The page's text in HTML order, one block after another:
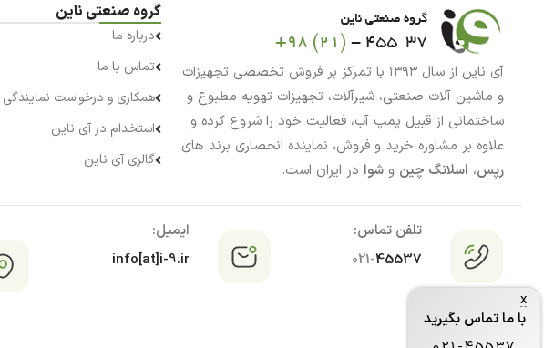
آی ناین از سال ۱۳۹۳ با تمرکز بر فروش تخصصی تجهیزات
و ماشین آلات صنعتی، شیرآلات، تجهیزات تهویه مطبوع و
ساختمانی از قبیل پمپ آب، فعالیت خود را شروع کرده و
علاوه بر مشاوره خرید و فروش، نماینده انحصاری برند های
رپس، اسلانگ چین و شوا در ایران است.
گروه صنعتی ناین
درباره ما
تماس با ما
همکاری و درخواست نمایندگی
استخدام در آی ناین
گالری آی ناین
تلفن تماس:
021-45537
ایمیل:
info[at]i-9.ir
x
با ما تماس بگیرید